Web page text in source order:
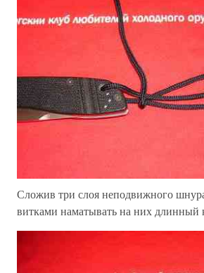
Сложив три слоя неподвижного
витками наматывать на них длинный